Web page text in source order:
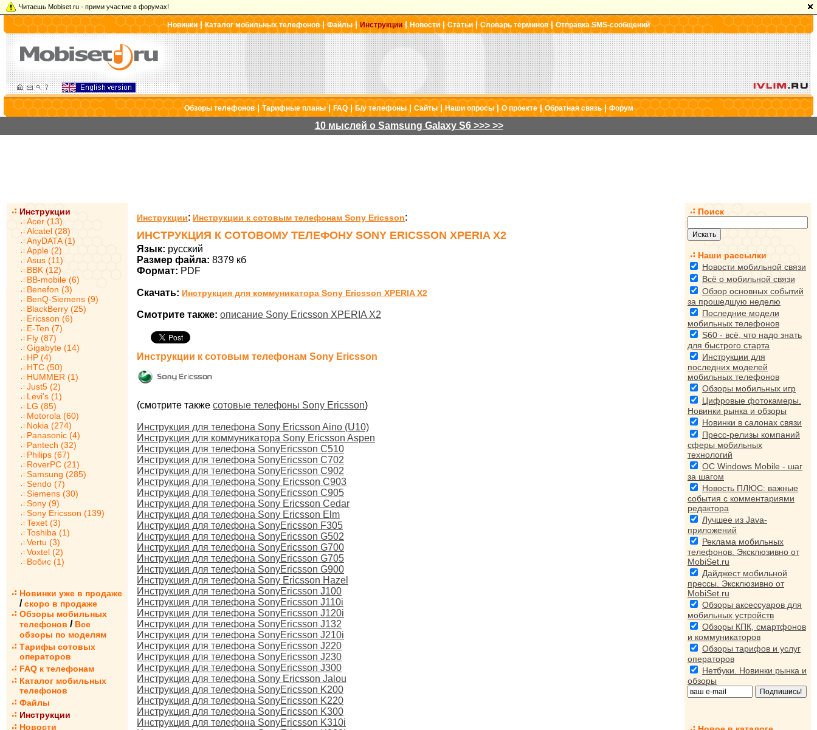
Читаешь Mobiset.ru - прими участие в форумах!
Новинки|Каталог мобильных телефонов|Файлы|Инструкции| Новости|Статьи|Словарь терминов|Отправка SMS-сообщений
Обзоры телефонов|Тарифные планы|FAQ|Б/у телефоны| Сайты|Наши опросы|О проекте|Обратная связь|Форум
10 мыслей о Samsung Galaxy S6 >>> >>
Инструкции
Acer (13)
Alcatel (28)
AnyDATA (1)
Apple (2)
Asus (11)
BBK (12)
BB-mobile (6)
Benefon (3)
BenQ-Siemens (9)
BlackBerry (25)
Ericsson (6)
E-Ten (7)
Fly (87)
Gigabyte (14)
HP (4)
HTC (50)
HUMMER (1)
Just5 (2)
Levi's (1)
LG (85)
Motorola (60)
Nokia (274)
Panasonic (4)
Pantech (32)
Philips (67)
RoverPC (21)
Samsung (285)
Sendo (7)
Siemens (30)
Sony (9)
Sony Ericsson (139)
Texet (3)
Toshiba (1)
Vertu (3)
Voxtel (2)
Вобис (1)
Новинки уже в продаже
/ скоро в продаже
Обзоры мобильных
телефонов / Все
обзоры по моделям
Тарифы сотовых
операторов
FAQ к телефонам
Каталог мобильных
телефонов
Файлы
Инструкции
Новости
Инструкции: Инструкции к сотовым телефонам Sony Ericsson:
ИНСТРУКЦИЯ К СОТОВОМУ ТЕЛЕФОНУ SONY ERICSSON XPERIA X2
Язык: русский
Размер файла: 8379 кб
Формат: PDF
Скачать: Инструкция для коммуникатора Sony Ericsson XPERIA X2
Смотрите также: описание Sony Ericsson XPERIA X2
Инструкции к сотовым телефонам Sony Ericsson
(смотрите также сотовые телефоны Sony Ericsson)
Инструкция для телефона Sony Ericsson Aino (U10)
Инструкция для коммуникатора Sony Ericsson Aspen
Инструкция для телефона SonyEricsson C510
Инструкция для телефона SonyEricsson C702
Инструкция для телефона SonyEricsson C902
Инструкция для телефона Sony Ericsson C903
Инструкция для телефона SonyEricsson C905
Инструкция для телефона Sony Ericsson Cedar
Инструкция для телефона Sony Ericsson Elm
Инструкция для телефона SonyEricsson F305
Инструкция для телефона SonyEricsson G502
Инструкция для телефона SonyEricsson G700
Инструкция для телефона SonyEricsson G705
Инструкция для телефона SonyEricsson G900
Инструкция для телефона Sony Ericsson Hazel
Инструкция для телефона SonyEricsson J100
Инструкция для телефона SonyEricsson J110i
Инструкция для телефона SonyEricsson J120i
Инструкция для телефона SonyEricsson J132
Инструкция для телефона SonyEricsson J210i
Инструкция для телефона SonyEricsson J220
Инструкция для телефона SonyEricsson J230
Инструкция для телефона SonyEricsson J300
Инструкция для телефона Sony Ericsson Jalou
Инструкция для телефона SonyEricsson K200
Инструкция для телефона SonyEricsson K220
Инструкция для телефона SonyEricsson K300
Инструкция для телефона SonyEricsson K310i
Поиск
Наши рассылки
Новости мобильной связи
Всё о мобильной связи
Обзор основных событий
за прошедшую неделю
Последние модели
мобильных телефонов
S60 - всё, что надо знать
для быстрого старта
Инструкции для
последних моделей
мобильных телефонов
Обзоры мобильных игр
Цифровые фотокамеры.
Новинки рынка и обзоры
Новинки в салонах связи
Пресс-релизы компаний
сферы мобильных
технологий
ОС Windows Mobile - шаг
за шагом
Новость ПЛЮС: важные
события с комментариями
редактора
Лучшее из Java-
приложений
Реклама мобильных
телефонов. Эксклюзивно от
MobiSet.ru
Дайджест мобильной
прессы. Эксклюзивно от
MobiSet.ru
Обзоры аксессуаров для
мобильных устройств
Обзоры КПК, смартфонов
и коммуникаторов
Обзоры тарифов и услуг
операторов
Нетбуки. Новинки рынка и
обзоры